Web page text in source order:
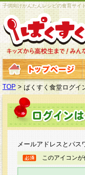
子供向けかんたんレシピの食育サイト
TOP > ぱくすく食堂ログイ
メールアドレスとパス
このアイコン